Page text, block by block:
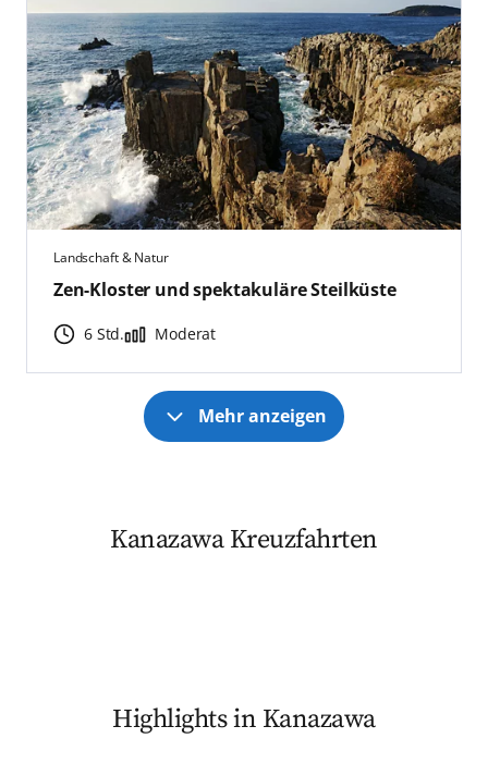
Landschaft & Natur
Zen-Kloster und spektakuläre Steilküste
6 Std. Moderat
Mehr anzeigen
Kanazawa Kreuzfahrten
Highlights in Kanazawa